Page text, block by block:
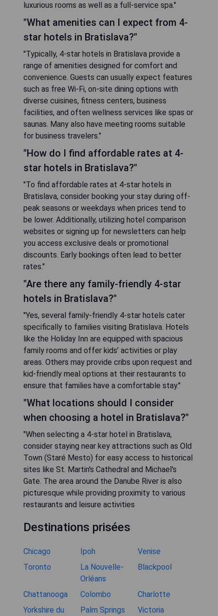
luxurious rooms as well as a full-service spa."
"What amenities can I expect from 4-
star hotels in Bratislava?"
"Typically, 4-star hotels in Bratislava provide a
range of amenities designed for comfort and
convenience. Guests can usually expect features
such as free Wi-Fi, on-site dining options with
diverse cuisines, fitness centers, business
facilities, and often wellness services like spas or
saunas. Many also have meeting rooms suitable
for business travelers."
"How do I find affordable rates at 4-
star hotels in Bratislava?"
"To find affordable rates at 4-star hotels in
Bratislava, consider booking your stay during off-
peak seasons or weekdays when prices tend to
be lower. Additionally, utilizing hotel comparison
websites or signing up for newsletters can help
you access exclusive deals or promotional
discounts. Early bookings often lead to better
rates."
"Are there any family-friendly 4-star
hotels in Bratislava?"
"Yes, several family-friendly 4-star hotels cater
specifically to families visiting Bratislava. Hotels
like the Holiday Inn are equipped with spacious
family rooms and offer kids’ activities or play
areas. Others may provide cribs upon request and
kid-friendly meal options at their restaurants to
ensure that families have a comfortable stay."
"What locations should I consider
when choosing a hotel in Bratislava?"
"When selecting a 4-star hotel in Bratislava,
consider staying near key attractions such as Old
Town (Staré Mesto) for easy access to historical
sites like St. Martin's Cathedral and Michael's
Gate. The area around the Danube River is also
picturesque while providing proximity to various
restaurants and leisure activities
Destinations prisées
Chicago Ipoh
Venise
Toronto
La Nouvelle-
Orléans
Blackpool
Chattanooga Colombo
Charlotte
Yorkshire du
Palm Springs Victoria